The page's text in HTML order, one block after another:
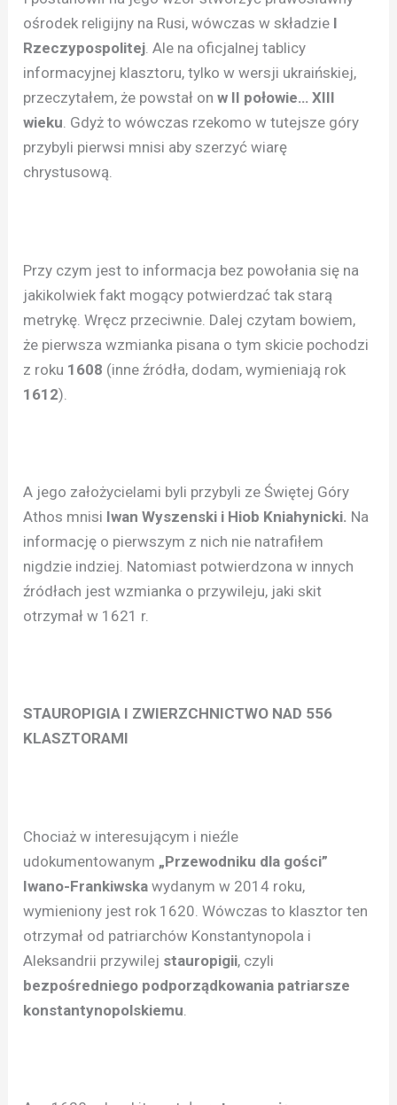
ośrodek religijny na Rusi, wówczas w składzie I
Rzeczypospolitej. Ale na oficjalnej tablicy
informacyjnej klasztoru, tylko w wersji ukraińskiej,
przeczytałem, że powstał onw II połowie… XIII
wieku. Gdyż to wówczas rzekomo w tutejsze góry
przybyli pierwsi mnisi aby szerzyć wiarę
chrystusową.
Przy czym jest to informacja bez powołania się na
jakikolwiek fakt mogący potwierdzać tak starą
metrykę. Wręcz przeciwnie. Dalej czytam bowiem,
że pierwsza wzmianka pisana o tym skicie pochodzi
z roku 1608 (inne źródła, dodam, wymieniają rok
1612).
A jego założycielami byli przybyli ze Świętej Góry
Athos mnisi Iwan Wyszenski i Hiob Kniahynicki. Na
informację o pierwszym z nich nie natrafiłem
nigdzie indziej. Natomiast potwierdzona w innych
źródłach jest wzmianka o przywileju, jaki skit
otrzymał w 1621 r.
STAUROPIGIA I ZWIERZCHNICTWO NAD 556
KLASZTORAMI
Chociaż w interesującym i nieźle
udokumentowanym „Przewodniku dla gości”
Iwano-Frankiwska wydanym w 2014 roku,
wymieniony jest rok 1620. Wówczas to klasztor ten
otrzymał od patriarchów Konstantynopola i
Aleksandrii przywilej stauropigii, czyli
bezpośredniego podporządkowania patriarsze
konstantynopolskiemu